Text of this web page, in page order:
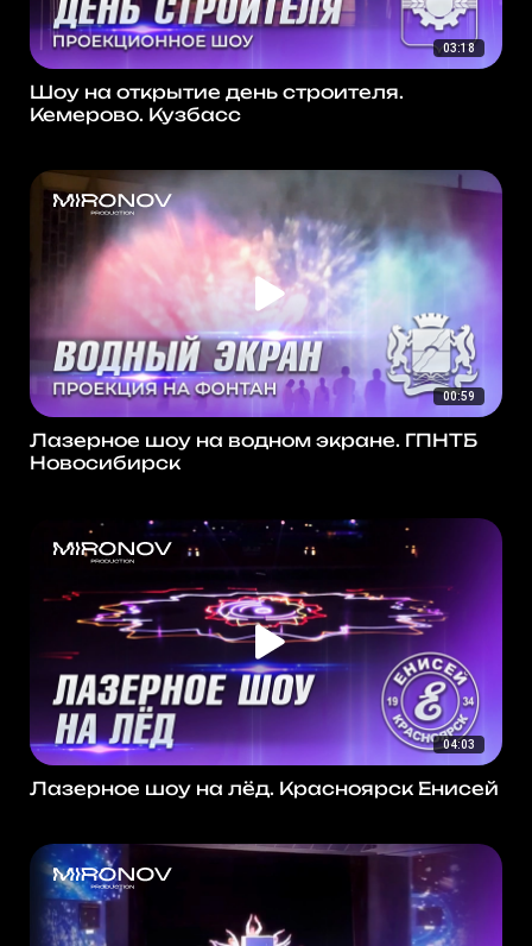
03:18
Шоу на открытие день строителя.
Кемерово. Кузбасс
00:59
Лазерное шоу на водном экране. ГПНТБ
Новосибирск
04:03
Лазерное шоу на лёд. Красноярск Енисей